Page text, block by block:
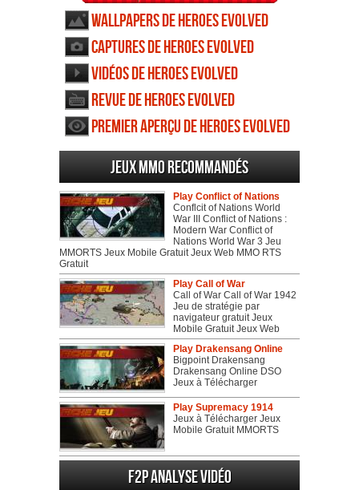
Wallpapers de Heroes Evolved
Captures de Heroes Evolved
Vidéos de Heroes Evolved
Revue de Heroes Evolved
Premier aperçu de Heroes Evolved
Jeux MMO recommandés
Play Conflict of Nations
Conflcit of Nations World
War III Conflict of Nations :
Modern War Conflict of
Nations World War 3 Jeu
MMORTS Jeux Mobile Gratuit Jeux Web MMO RTS
Gratuit
Play Call of War
Call of War Call of War 1942
Jeu de stratégie par
navigateur gratuit Jeux
Mobile Gratuit Jeux Web
Play Drakensang Online
Bigpoint Drakensang
Drakensang Online DSO
Jeux à Télécharger
Play Supremacy 1914
Jeux à Télécharger Jeux
Mobile Gratuit MMORTS
F2P Analyse vidéo